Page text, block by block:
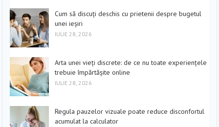
Cum să discuți deschis cu prietenii despre bugetul
unei ieșiri
IULIE 28, 2026
Arta unei vieți discrete: de ce nu toate experiențele
trebuie împărtășite online
IULIE 28, 2026
Regula pauzelor vizuale poate reduce disconfortul
acumulat la calculator